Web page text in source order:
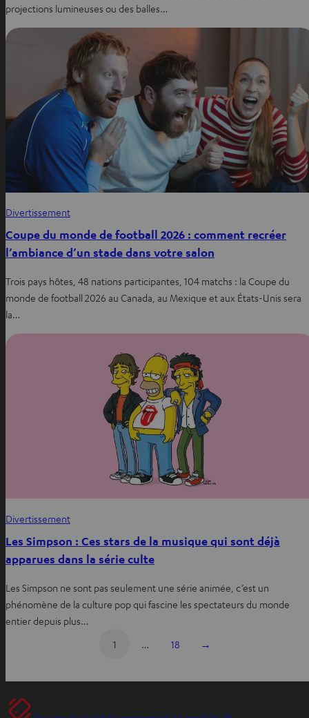
projections lumineuses ou des balles…
Divertissement
Coupe du monde de football 2026 : comment recréer
l’ambiance d’un stade dans votre salon
Trois pays hôtes, 48 nations participantes, 104 matchs : la Coupe du
monde de football 2026 au Canada, au Mexique et aux États-Unis sera
la…
Divertissement
Les Simpson : Ces stars de la musique qui sont déjà
apparues dans la série culte
Les Simpson ne sont pas seulement une série animée, c’est un
phénomène de la culture pop qui fascine les spectateurs du monde
entier depuis plus…
1
… 18 →